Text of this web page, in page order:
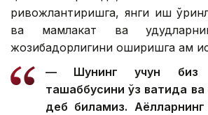
ривожлантиришга, янги иш
ва мамлакат ва
жозибадорлигини оширишга ҳам
— Шунинг учун биз
ташаббусини ўз вақтида
деб биламиз. Аёлларнинг